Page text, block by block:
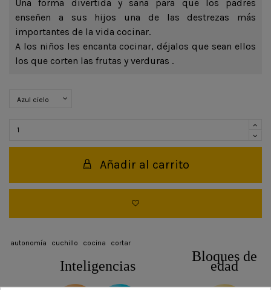
Una forma divertida y sana para que los padres
enseñen a sus hijos una de las destrezas más
importantes de la vida cocinar.
A los niños les encanta cocinar, déjalos que sean ellos
los que corten las frutas y verduras .
Añadir al carrito
autonomía cuchillo cocina cortar
Inteligencias
Bloques de
edad